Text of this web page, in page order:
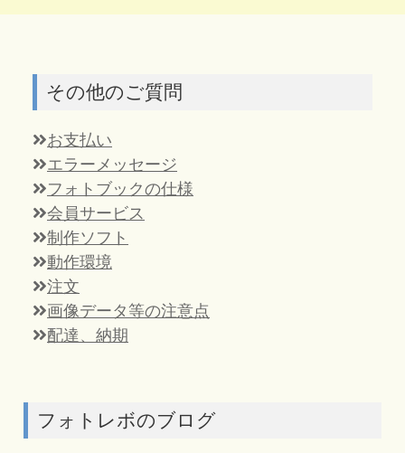
その他のご質問
お支払い
エラーメッセージ
フォトブックの仕様
会員サービス
制作ソフト
動作環境
注文
画像データ等の注意点
配達、納期
フォトレボのブログ